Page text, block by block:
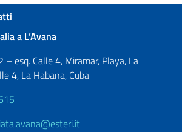
a L’Avana
– esq. Calle 4, Miramar, Playa, La
4, La Habana, Cuba